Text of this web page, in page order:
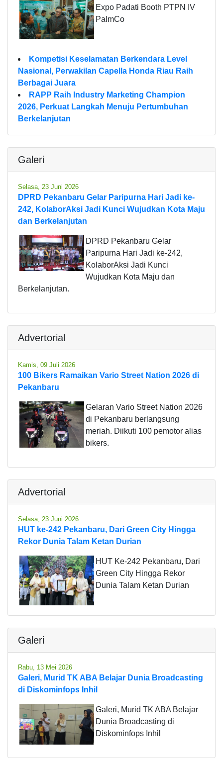
Expo Padati Booth PTPN IV
PalmCo
Kompetisi Keselamatan Berkendara Level
Nasional, Perwakilan Capella Honda Riau Raih
Berbagai Juara
RAPP Raih Industry Marketing Champion
2026, Perkuat Langkah Menuju Pertumbuhan
Berkelanjutan
Galeri
Selasa, 23 Juni 2026
DPRD Pekanbaru Gelar Paripurna Hari Jadi ke-
242, KolaborAksi Jadi Kunci Wujudkan Kota Maju
dan Berkelanjutan
DPRD Pekanbaru Gelar
Paripurna Hari Jadi ke-242,
KolaborAksi Jadi Kunci
Wujudkan Kota Maju dan
Berkelanjutan.
Advertorial
Kamis, 09 Juli 2026
100 Bikers Ramaikan Vario Street Nation 2026 di
Pekanbaru
Gelaran Vario Street Nation 2026
di Pekanbaru berlangsung
meriah. Diikuti 100 pemotor alias
bikers.
Advertorial
Selasa, 23 Juni 2026
HUT ke-242 Pekanbaru, Dari Green City Hingga
Rekor Dunia Talam Ketan Durian
HUT Ke-242 Pekanbaru, Dari
Green City Hingga Rekor
Dunia Talam Ketan Durian
Galeri
Rabu, 13 Mei 2026
Galeri, Murid TK ABA Belajar Dunia Broadcasting
di Diskominfops Inhil
Galeri, Murid TK ABA Belajar
Dunia Broadcasting di
Diskominfops Inhil